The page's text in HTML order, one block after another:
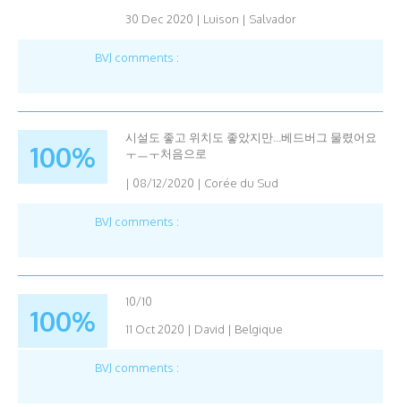
30 Dec 2020 | Luison | Salvador
BVJ comments :
100%
시설도 좋고 위치도 좋았지만...베드버그 물렸어요
ㅜㅡㅜ처음으로
| 08/12/2020 | Corée du Sud
BVJ comments :
100%
10/10
11 Oct 2020 | David | Belgique
BVJ comments :